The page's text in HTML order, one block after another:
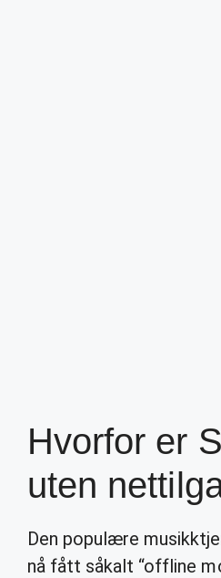
Hvorfor er
uten
Den populære
nå fått såkalt “offline